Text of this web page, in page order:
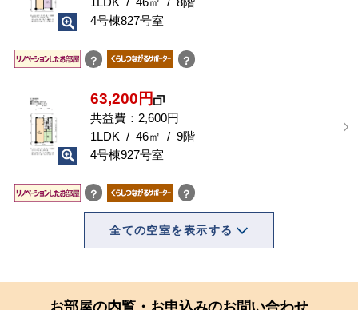
4号棟827号室
？ ？
63,200円
共益費：2,600円
1LDK / 46㎡ / 9階
4号棟927号室
？ ？
全ての空室を表示する
お部屋の内覧・お申込みのお問い合わせ